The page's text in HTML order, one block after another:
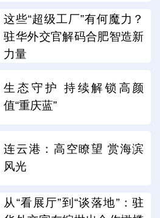
这些“超级工厂”有何魔力？
驻华外交官解码合肥智造新
力量
生态守护 持续解锁高颜
值“重庆蓝”
连云港：高空瞭望 赏海滨
风光
从“看展厅”到“谈落地”：驻